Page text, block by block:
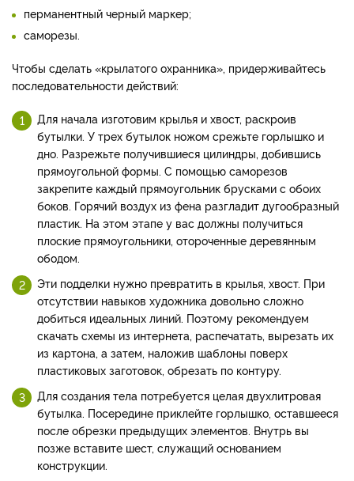
перманентный черный маркер;
саморезы.
Чтобы сделать «крылатого охранника», придерживайтесь
последовательности действий:
Для начала изготовим крылья и хвост, раскроив
бутылки. У трех бутылок ножом срежьте горлышко и
дно. Разрежьте получившиеся цилиндры, добившись
прямоугольной формы. С помощью саморезов
закрепите каждый прямоугольник брусками с обоих
боков. Горячий воздух из фена разгладит дугообразный
пластик. На этом этапе у вас должны получиться
плоские прямоугольники, отороченные деревянным
ободом.
Эти подделки нужно превратить в крылья, хвост. При
отсутствии навыков художника довольно сложно
добиться идеальных линий. Поэтому рекомендуем
скачать схемы из интернета, распечатать, вырезать их
из картона, а затем, наложив шаблоны поверх
пластиковых заготовок, обрезать по контуру.
Для создания тела потребуется целая двухлитровая
бутылка. Посередине приклейте горлышко, оставшееся
после обрезки предыдущих элементов. Внутрь вы
позже вставите шест, служащий основанием
конструкции.